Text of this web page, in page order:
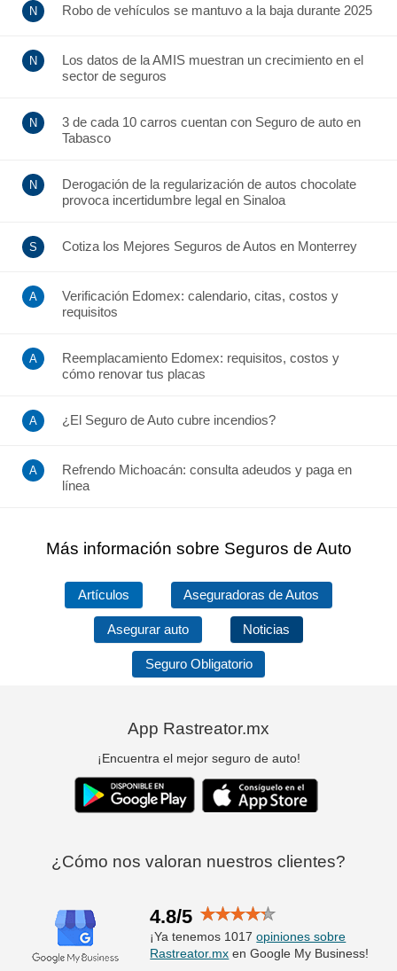
Robo de vehículos se mantuvo a la baja durante 2025
Los datos de la AMIS muestran un crecimiento en el
sector de seguros
3 de cada 10 carros cuentan con Seguro de auto en
Tabasco
Derogación de la regularización de autos chocolate
provoca incertidumbre legal en Sinaloa
Cotiza los Mejores Seguros de Autos en Monterrey
Verificación Edomex: calendario, citas, costos y
requisitos
Reemplacamiento Edomex: requisitos, costos y
cómo renovar tus placas
¿El Seguro de Auto cubre incendios?
Refrendo Michoacán: consulta adeudos y paga en
línea
Más información sobre Seguros de Auto
Artículos Aseguradoras de Autos
Asegurar auto Noticias
Seguro Obligatorio
App Rastreator.mx
¡Encuentra el mejor seguro de auto!
¿Cómo nos valoran nuestros clientes?
4.8/5
¡Ya tenemos 1017opiniones sobre
Rastreator.mx en Google My Business!